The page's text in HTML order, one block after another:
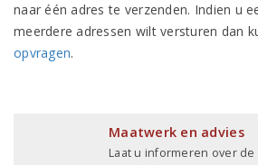
naar één adres te verzenden. Indien u
meerdere adressen wilt versturen dan
opvragen.
Maatwerk en advies
Laat u informeren over